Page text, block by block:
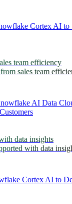
Cortex AI to
team efficiency
sales team
AI Data
data insights
with data
Cortex AI to